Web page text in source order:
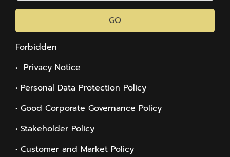
GO
Forbidden
• Privacy Notice
• Personal Data Protection Policy
• Good Corporate Governance Policy
• Stakeholder Policy
• Customer and Market Policy